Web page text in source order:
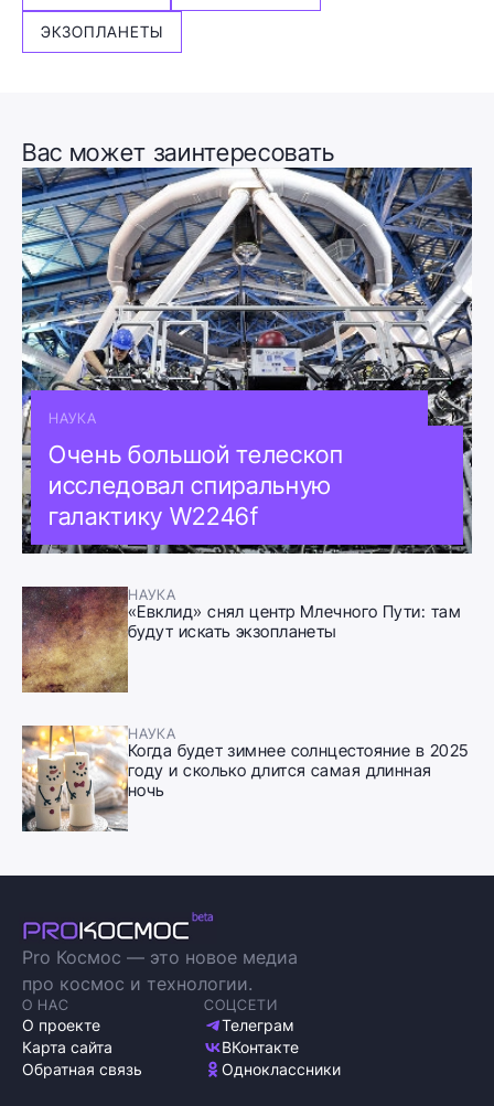
ЭКЗОПЛАНЕТЫ
Вас может заинтересовать
НАУКА
Очень большой телескоп
исследовал спиральную
галактику W2246f
НАУКА
«Евклид» снял центр Млечного Пути: там
будут искать экзопланеты
НАУКА
Когда будет зимнее солнцестояние в 2025
году и сколько длится самая длинная
ночь
Pro Космос — это новое медиа
про космос и технологии.
О НАС
О проекте
Карта сайта
Обратная связь
СОЦСЕТИ
Телеграм
ВКонтакте
Одноклассники